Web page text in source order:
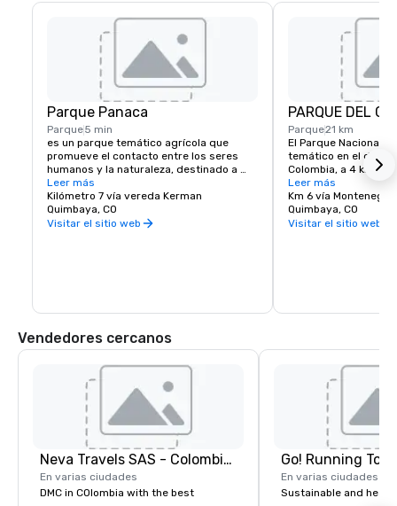
Parque Panaca
Parque5 min
es un parque temático agrícola que
promueve el contacto entre los seres
humanos y la naturaleza, destinado a
quienes viven en la ciudad y a crear
conciencia sobre la naturaleza. El parque
fue creado en Quimbaya, en la zona
cafetera de Colombia, por un grupo de
Leer más
Kilómetro 7 vía vereda Kerman
Quimbaya, CO
Visitar el sitio web
PARQUE DEL
Parque21 km
El Parque Nacional
temático en el
Colombia, a 4 km al
ciudad de
de la capital
parque fue fundado
Nacional de
junto a la entrada
y producción del
valle más allá hay
atracciones con
espectáculos. Las
unidas por dos
también es posible
áreas a través de
que pasa por una
variedades de
Leer más
Km 6 vía Montenegro
Quimbaya, CO
Visitar el sitio web
Vendedores cercanos
Neva Travels SAS - Colombia Pass
En varias ciudades
DMC in COlombia with the best
Go! Running
En varias ciudades
Sustainable and